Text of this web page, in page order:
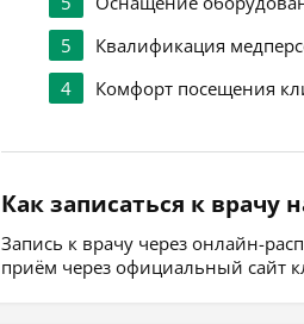
5
Квалификация
4
Комфорт посещения
Как записаться к врачу
Запись к врачу через онлайн-
приём через официальный сайт